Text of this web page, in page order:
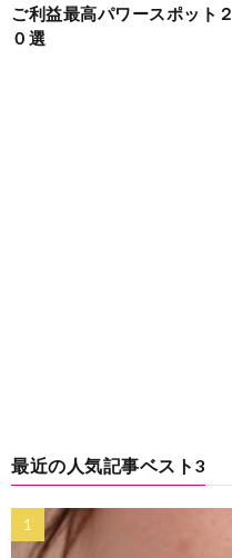
ご利益最高パワースポット２
０選
最近の人気記事ベスト3